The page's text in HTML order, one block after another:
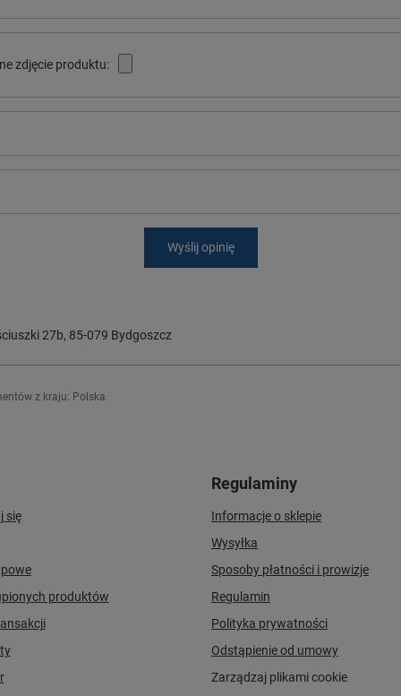
zdjęcie produktu:
Wyślij opinię
27b, 85-079 Bydgoszcz
z kraju: Polska.
się
produktów
Regulaminy
Informacje o sklepie
Wysyłka
Sposoby płatności i prowizje
Regulamin
Polityka prywatności
Odstąpienie od umowy
Zarządzaj plikami cookie